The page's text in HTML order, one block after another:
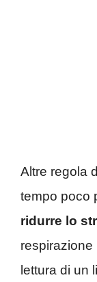
Altre regola
tempo poco
ridurre lo
lettura di un